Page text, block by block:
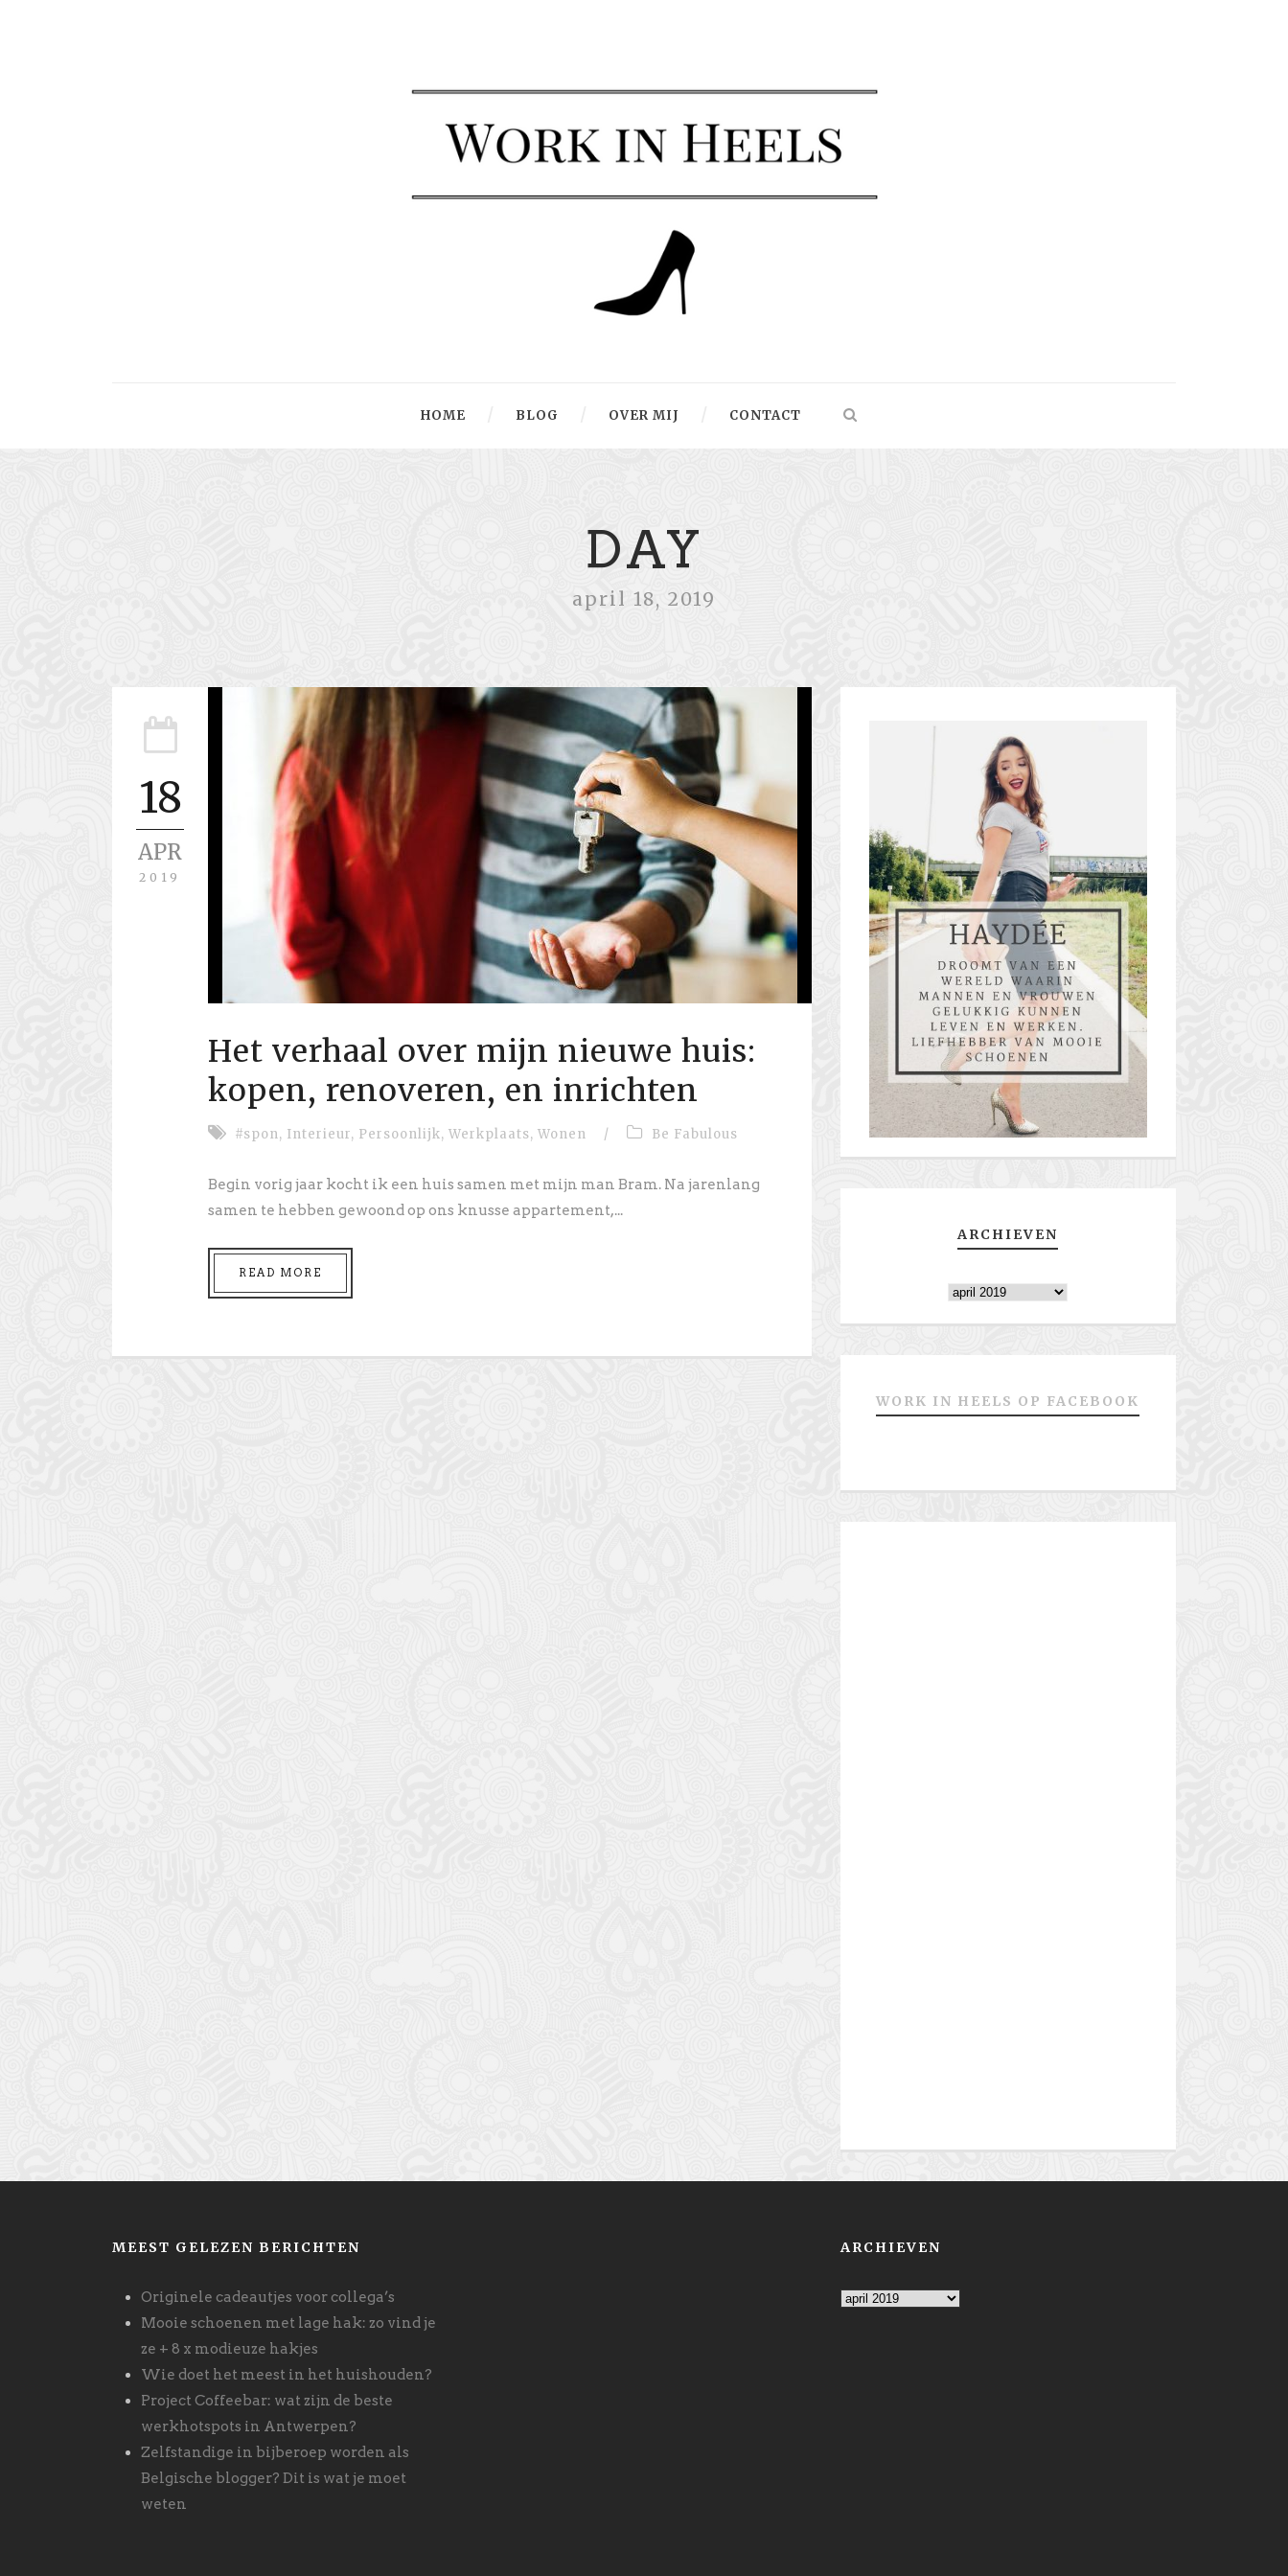
HOME BLOG OVER MIJ CONTACT
DAY
april 18, 2019
18
APR
2019
Het verhaal over mijn nieuwe huis:
kopen, renoveren, en inrichten
#spon, Interieur, Persoonlijk, Werkplaats, Wonen / Be Fabulous
Begin vorig jaar kocht ik een huis samen met mijn man Bram. Na jarenlang
samen te hebben gewoond op ons knusse appartement,...
READ MORE
ARCHIEVEN
Archieven
WORK IN HEELS OP FACEBOOK
MEEST GELEZEN BERICHTEN
Originele cadeautjes voor collega’s
Mooie schoenen met lage hak: zo vind je
ze + 8 x modieuze hakjes
Wie doet het meest in het huishouden?
Project Coffeebar: wat zijn de beste
werkhotspots in Antwerpen?
Zelfstandige in bijberoep worden als
Belgische blogger? Dit is wat je moet
weten
ARCHIEVEN
Archieven